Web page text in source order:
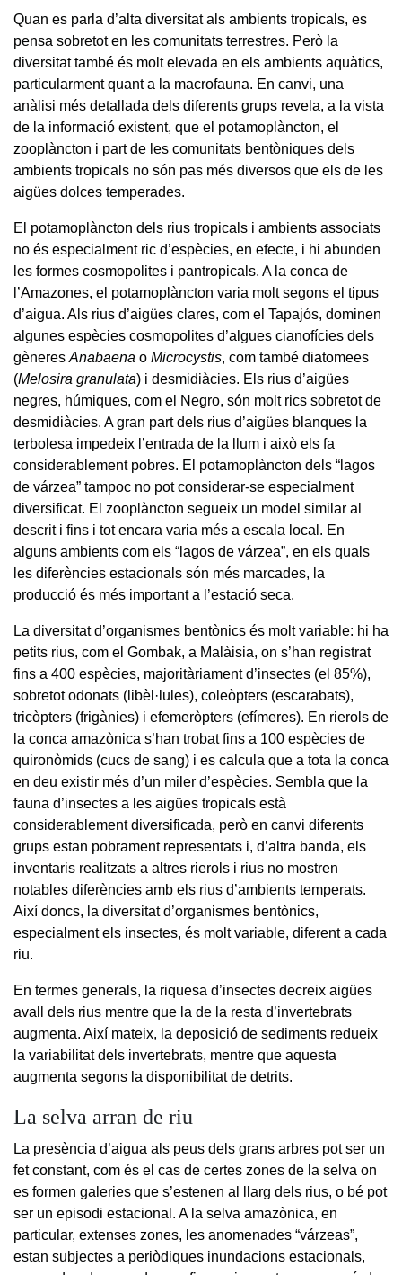
Quan es parla d’alta diversitat als ambients tropicals, es
pensa sobretot en les comunitats terrestres. Però la
diversitat també és molt elevada en els ambients aquàtics,
particularment quant a la macrofauna. En canvi, una
anàlisi més detallada dels diferents grups revela, a la vista
de la informació existent, que el potamoplàncton, el
zooplàncton i part de les comunitats bentòniques dels
ambients tropicals no són pas més diversos que els de les
aigües dolces temperades.
El potamoplàncton dels rius tropicals i ambients associats
no és especialment ric d’espècies, en efecte, i hi abunden
les formes cosmopolites i pantropicals. A la conca de
l’Amazones, el potamoplàncton varia molt segons el tipus
d’aigua. Als rius d’aigües clares, com el Tapajós, dominen
algunes espècies cosmopolites d’algues cianofícies dels
gèneres Anabaena o Microcystis, com també diatomees
(Melosira granulata) i desmidiàcies. Els rius d’aigües
negres, húmiques, com el Negro, són molt rics sobretot de
desmidiàcies. A gran part dels rius d’aigües blanques la
terbolesa impedeix l’entrada de la llum i això els fa
considerablement pobres. El potamoplàncton dels “lagos
de várzea” tampoc no pot considerar-se especialment
diversificat. El zooplàncton segueix un model similar al
descrit i fins i tot encara varia més a escala local. En
alguns ambients com els “lagos de várzea”, en els quals
les diferències estacionals són més marcades, la
producció és més important a l’estació seca.
La diversitat d’organismes bentònics és molt variable: hi ha
petits rius, com el Gombak, a Malàisia, on s’han registrat
fins a 400 espècies, majoritàriament d’insectes (el 85%),
sobretot odonats (libèl·lules), coleòpters (escarabats),
tricòpters (frigànies) i efemeròpters (efímeres). En rierols de
la conca amazònica s’han trobat fins a 100 espècies de
quironòmids (cucs de sang) i es calcula que a tota la conca
en deu existir més d’un miler d’espècies. Sembla que la
fauna d’insectes a les aigües tropicals està
considerablement diversificada, però en canvi diferents
grups estan pobrament representats i, d’altra banda, els
inventaris realitzats a altres rierols i rius no mostren
notables diferències amb els rius d’ambients temperats.
Així doncs, la diversitat d’organismes bentònics,
especialment els insectes, és molt variable, diferent a cada
riu.
En termes generals, la riquesa d’insectes decreix aigües
avall dels rius mentre que la de la resta d’invertebrats
augmenta. Així mateix, la deposició de sediments redueix
la variabilitat dels invertebrats, mentre que aquesta
augmenta segons la disponibilitat de detrits.
La selva arran de riu
La presència d’aigua als peus dels grans arbres pot ser un
fet constant, com és el cas de certes zones de la selva on
es formen galeries que s’estenen al llarg dels rius, o bé pot
ser un episodi estacional. A la selva amazònica, en
particular, extenses zones, les anomenades “várzeas”,
estan subjectes a periòdiques inundacions estacionals,